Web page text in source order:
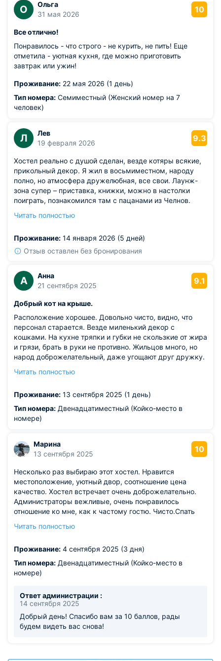
О
Ольга
31 мая 2026
10
Все отлично!
Понравилось - что строго - не курить, не пить! Еще
отметила - уютная кухня, где можно приготовить
завтрак или ужин!
Проживание: 22 мая 2026 (1 день)
Тип номера: Семиместный (Женский номер на 7
человек)
Л
Лев
19 февраля 2026
9.3
Хостел реально с душой сделан, везде котяры всякие,
прикольный декор. Я жил в восьмиместном, народу
полно, но атмосфера дружелюбная, все свои. Лаунж-
зона супер – приставка, книжки, можно в настолки
поиграть, познакомился там с пацанами из Челнов.
предками без проблем.
заняты, пришлось ждать. И матрас показался мне
жестковатым, но я привередливый в этом плане. А так,
Читать полностью
Проживание: 14 января 2026 (5 дней)
Отзыв оставлен без бронирования
А
Анна
21 сентября 2025
9.1
Добрый кот на крыше.
Расположение хорошее. Довольно чисто, видно, что
персонал старается. Везде миленький декор с
кошками. На кухне тряпки и губки не скользкие от жира
и грязи, брать в руки не противно. Жильцов много, но
народ доброжелательный, даже угощают друг дружку.
хостелу - церквушка в шаге от него, на колокольне
(соответственно, и получасы и часы).
Из недостатков: слышимость 100-процентная. Соседей
за стеной слышно, как-будто они в шаге сидят.
вопрос не к администрации, если только в плане
контроля. Жаль, что мало посуды общего пользования,
замечание к спальным местам второго этажа. К ним
ведут неудобные лестнички и абсолютно нет никаких
ручек на втором этаже, за которые можно было бы
ухватиться, чтоб безопасно подняться или спуститься.
Подумать бы на эту тему.
Читать полностью
Проживание: 13 сентября 2025 (1 день)
Тип номера: Двенадцатиместный (Койко-место в
номере)
Марина
13 сентября 2025
10
Несколько раз выбираю этот хостел. Нравится
местоположение, уютный двор, соотношение цена
качество. Хостел встречает очень доброжелательно.
Администраторы вежливые, очень понравилось
отношение ко мне, как к частому гостю. Чисто.Спать
мешает. Порядок все соблюдают.
шире
Читать полностью
Проживание: 4 сентября 2025 (3 дня)
Тип номера: Двенадцатиместный (Койко-место в
номере)
Ответ администрации :
14 сентября 2025
Добрый день! Спасибо вам за 10 баллов, рады
будем видеть вас снова!